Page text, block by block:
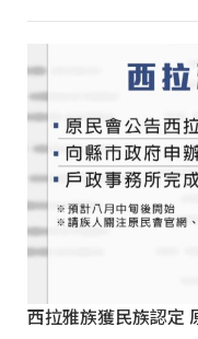
西拉雅族獲民族認定